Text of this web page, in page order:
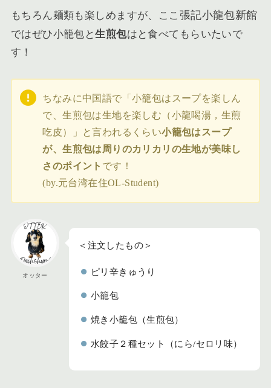
もちろん麺類も楽しめますが、ここ 張記小龍包新館
ではぜひ小籠包と生煎包はと食べてもらいたいで
す！
ちなみに中国語で「小籠包はスープを楽しん
で、生煎包は生地を楽しむ（小龍喝湯，生煎
吃皮）」と言われるくらい小籠包はスープ
が、生煎包は周りのカリカリの生地が美味し
さのポイント です！
(by.元台湾在住OL-Student)
オッター
＜注文したもの＞
ピリ辛きゅうり
小籠包
焼き小籠包（生煎包）
水餃子２種セット（にら/セロリ味）